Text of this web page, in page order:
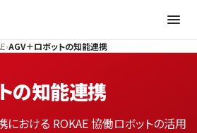
›AGV＋ロボットの知能連携
の知能連携
における ROKAE 協働ロボットの活用